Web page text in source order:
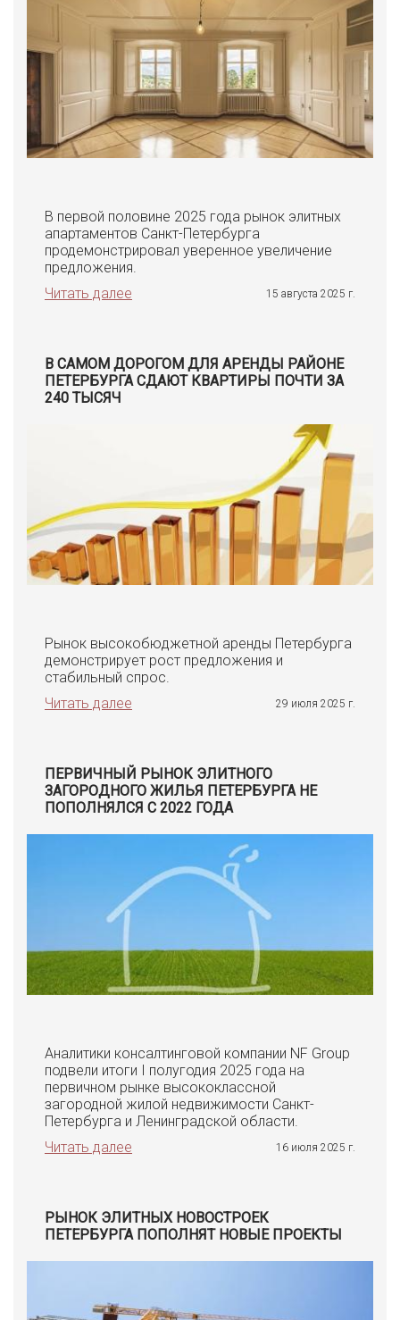
В первой половине 2025 года рынок элитных
апартаментов Санкт-Петербурга
продемонстрировал уверенное увеличение
предложения.
Читать далее
15 августа 2025 г.
В САМОМ ДОРОГОМ ДЛЯ АРЕНДЫ РАЙОНЕ
ПЕТЕРБУРГА СДАЮТ КВАРТИРЫ ПОЧТИ ЗА
240 ТЫСЯЧ
Рынок высокобюджетной аренды Петербурга
демонстрирует рост предложения и
стабильный спрос.
Читать далее
29 июля 2025 г.
ПЕРВИЧНЫЙ РЫНОК ЭЛИТНОГО
ЗАГОРОДНОГО ЖИЛЬЯ ПЕТЕРБУРГА НЕ
ПОПОЛНЯЛСЯ С 2022 ГОДА
Аналитики консалтинговой компании NF Group
подвели итоги I полугодия 2025 года на
первичном рынке высококлассной
загородной жилой недвижимости Санкт-
Петербурга и Ленинградской области.
Читать далее
16 июля 2025 г.
РЫНОК ЭЛИТНЫХ НОВОСТРОЕК
ПЕТЕРБУРГА ПОПОЛНЯТ НОВЫЕ ПРОЕКТЫ